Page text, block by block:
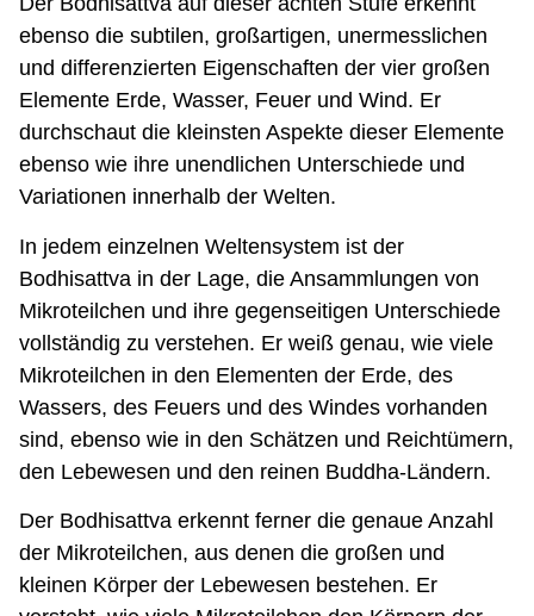
ebenso die subtilen, großartigen, unermesslichen
und differenzierten Eigenschaften der vier großen
Elemente Erde, Wasser, Feuer und Wind. Er
durchschaut die kleinsten Aspekte dieser Elemente
ebenso wie ihre unendlichen Unterschiede und
Variationen innerhalb der Welten.
In jedem einzelnen Weltensystem ist der
Bodhisattva in der Lage, die Ansammlungen von
Mikroteilchen und ihre gegenseitigen Unterschiede
vollständig zu verstehen. Er weiß genau, wie viele
Mikroteilchen in den Elementen der Erde, des
Wassers, des Feuers und des Windes vorhanden
sind, ebenso wie in den Schätzen und Reichtümern,
den Lebewesen und den reinen Buddha-Ländern.
Der Bodhisattva erkennt ferner die genaue Anzahl
der Mikroteilchen, aus denen die großen und
kleinen Körper der Lebewesen bestehen. Er